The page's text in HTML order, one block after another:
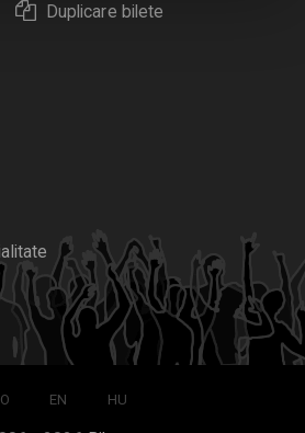
Duplicare bilete
EN HU